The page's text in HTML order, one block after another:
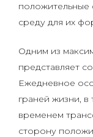
положительные
среду для их
Одним из
представляет
Ежедневное
граней жизни, в
временем
сторону